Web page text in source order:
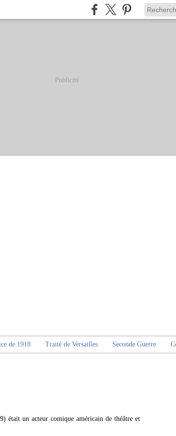
Publicité
de 1918 Traité de Versailles Seconde Guerre
était un acteur comique américain de théâtre et